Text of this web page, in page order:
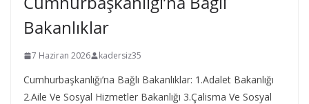
Bakanlıklar
7 Haziran 2026 kadersiz35
Cumhurbaşkanlığı’na Bağlı Bakanlıklar: 1.Adalet Bakanlığı
2.Aile Ve Sosyal Hizmetler Bakanlığı 3.Çalisma Ve Sosyal